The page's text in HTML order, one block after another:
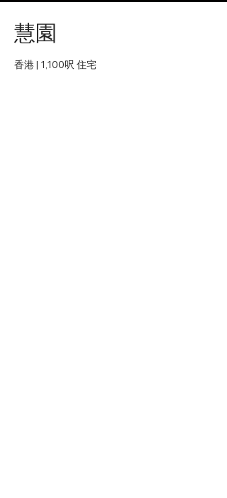
慧園
香港 | 1,100呎 住宅